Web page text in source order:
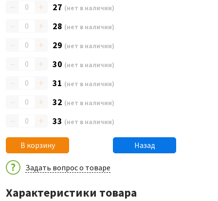
– + 27 (нет в наличии)
– + 28 (нет в наличии)
– + 29 (нет в наличии)
– + 30 (нет в наличии)
– + 31 (нет в наличии)
– + 32 (нет в наличии)
– + 33 (нет в наличии)
В корзину Назад
Задать вопрос о товаре
Характеристики товара